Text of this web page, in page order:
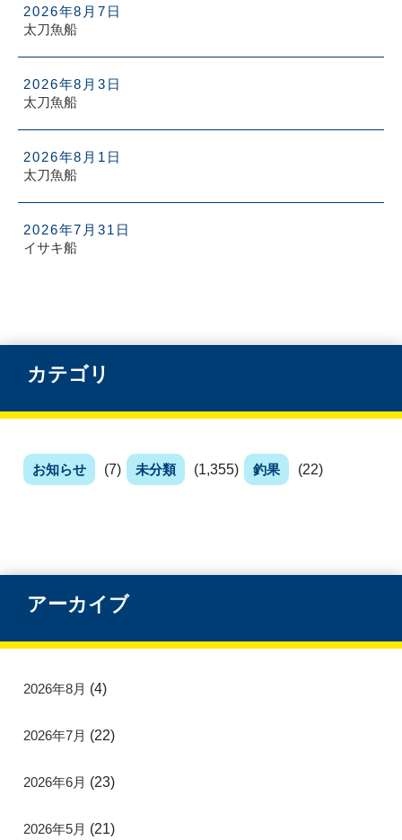
太刀魚船
2026年8月7日
太刀魚船
2026年8月3日
太刀魚船
2026年8月1日
イサキ船
2026年7月31日
カテゴリ
お知らせ (7) 未分類 (1,355) 釣果 (22)
アーカイブ
2026年8月 (4)
2026年7月 (22)
2026年6月 (23)
2026年5月 (21)